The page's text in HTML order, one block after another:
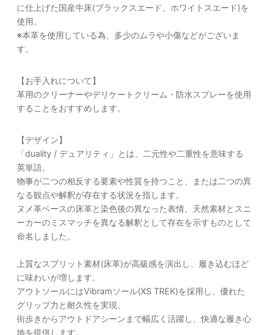
に仕上げた国産牛床(ブラックスエード、ホワイトスエード)を
使用。
※本革を使用している為、多少のムラや小傷などがございま
す。
【お手入れについて】
革用のクリーナーやデリケートクリーム・防水スプレーを使用
することをおすすめします。
【デザイン】
「duality / デュアリティ」とは、二元性や二重性を意味する
英単語。
物事が二つの相反する要素や性質を持つこと、または二つの異
なる観点や解釈が存在する状況を指します。
ヌメ革ベースの床革と染色後の異なった表情、天然素材とスニ
ーカーのミスマッチを異なる解釈として存在を示すものとして
命名しました。
上質なスプリット素材(床革)が高級感を演出し、履き込むほど
に味わいが増します。
アウトソールにはVibramソール(XS TREK)を採用し、優れた
グリップ力と耐久性を実現。
街歩きからアウトドアシーンまで幅広く活躍し、快適な履き心
地を提供します。